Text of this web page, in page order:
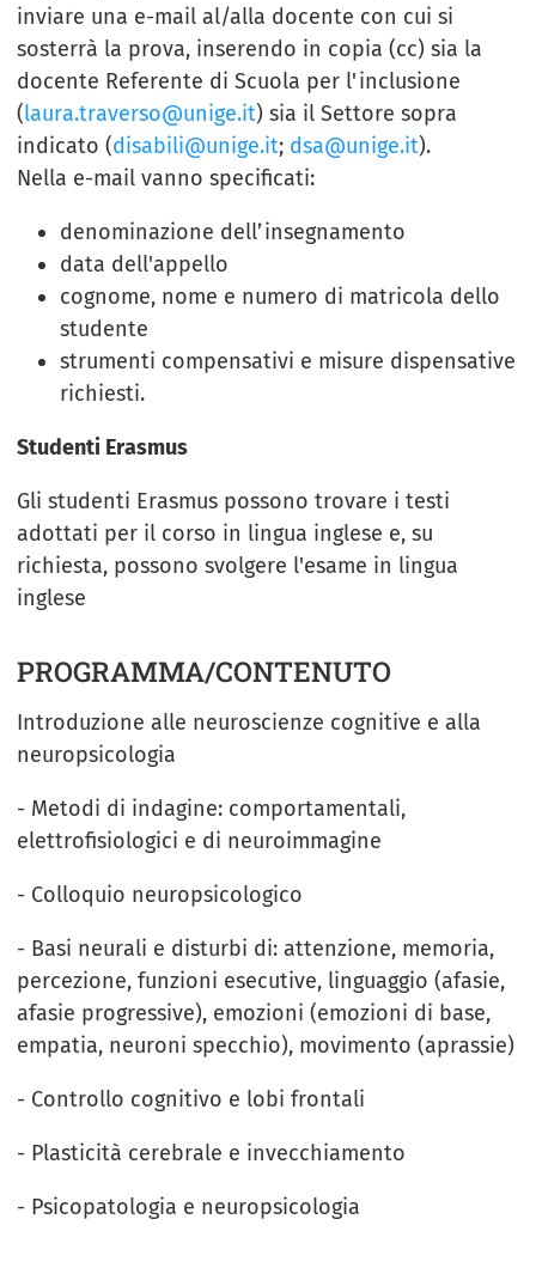
inviare una e-mail al/alla docente con cui si
sosterrà la prova, inserendo in copia (cc) sia la
docente Referente di Scuola per l'inclusione
(laura.traverso@unige.it) sia il Settore sopra
indicato (disabili@unige.it; dsa@unige.it).
Nella e-mail vanno specificati:
denominazione dell’insegnamento
data dell'appello
cognome, nome e numero di matricola dello
studente
strumenti compensativi e misure dispensative
richiesti.
Studenti Erasmus
Gli studenti Erasmus possono trovare i testi
adottati per il corso in lingua inglese e, su
richiesta, possono svolgere l'esame in lingua
inglese
PROGRAMMA/CONTENUTO
Introduzione alle neuroscienze cognitive e alla
neuropsicologia
- Metodi di indagine: comportamentali,
elettrofisiologici e di neuroimmagine
- Colloquio neuropsicologico
- Basi neurali e disturbi di: attenzione, memoria,
percezione, funzioni esecutive, linguaggio (afasie,
afasie progressive), emozioni (emozioni di base,
empatia, neuroni specchio), movimento (aprassie)
- Controllo cognitivo e lobi frontali
- Plasticità cerebrale e invecchiamento
- Psicopatologia e neuropsicologia